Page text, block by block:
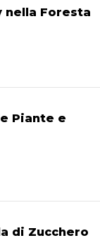
nella Foresta
Piante e
di Zucchero